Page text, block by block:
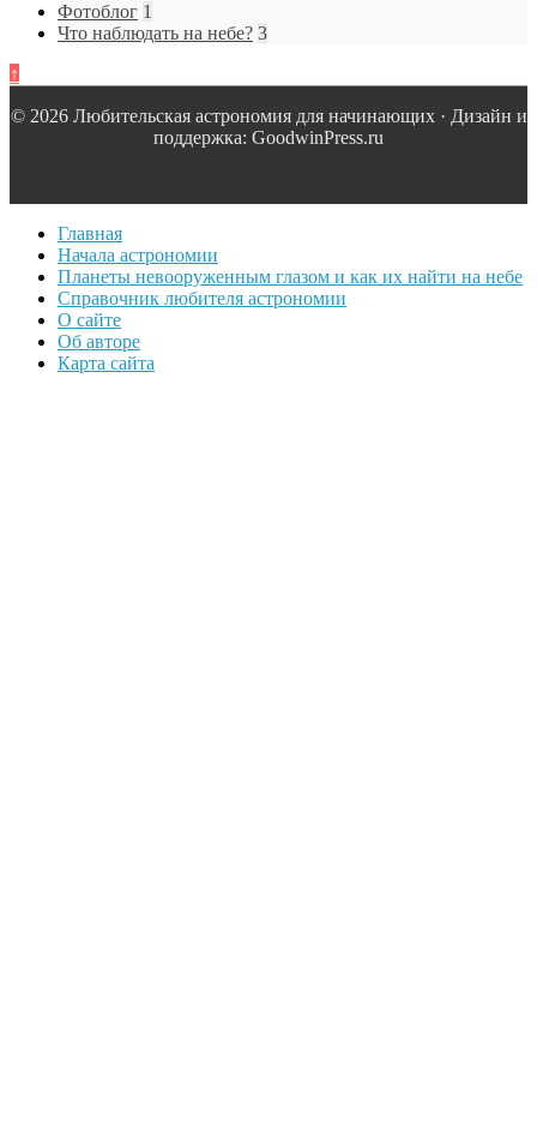
Фотоблог 1
Что наблюдать на небе? 3
↑
© 2026 Любительская астрономия для начинающих · Дизайн и
поддержка: GoodwinPress.ru
Главная
Начала астрономии
Планеты невооруженным глазом и как их найти на небе
Справочник любителя астрономии
О сайте
Об авторе
Карта сайта